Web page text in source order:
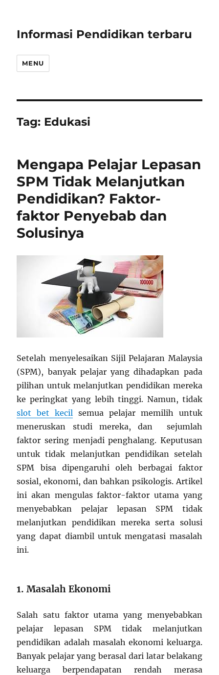
Informasi Pendidikan terbaru
MENU
Tag: Edukasi
Mengapa Pelajar Lepasan
SPM Tidak Melanjutkan
Pendidikan? Faktor-
faktor Penyebab dan
Solusinya
Setelah menyelesaikan Sijil Pelajaran Malaysia
(SPM), banyak pelajar yang dihadapkan pada
pilihan untuk melanjutkan pendidikan mereka
ke peringkat yang lebih tinggi. Namun, tidak
slot bet kecil semua pelajar memilih untuk
meneruskan studi mereka, dan sejumlah
faktor sering menjadi penghalang. Keputusan
untuk tidak melanjutkan pendidikan setelah
SPM bisa dipengaruhi oleh berbagai faktor
sosial, ekonomi, dan bahkan psikologis. Artikel
ini akan mengulas faktor-faktor utama yang
menyebabkan pelajar lepasan SPM tidak
melanjutkan pendidikan mereka serta solusi
yang dapat diambil untuk mengatasi masalah
ini.
1. Masalah Ekonomi
Salah satu faktor utama yang menyebabkan
pelajar lepasan SPM tidak melanjutkan
pendidikan adalah masalah ekonomi keluarga.
Banyak pelajar yang berasal dari latar belakang
keluarga berpendapatan rendah merasa